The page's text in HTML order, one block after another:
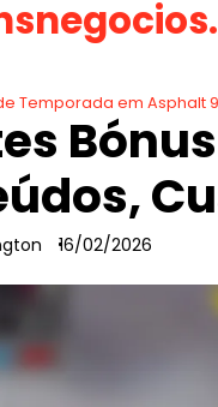
Temporada em Asphalt
16/02/2026